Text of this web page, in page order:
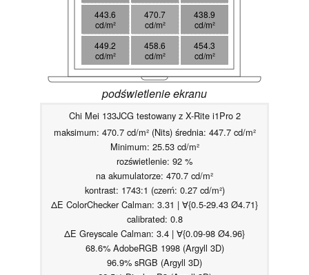
443.6
cd/m²
470.7
cd/m²
438.9
cd/m²
449.2
cd/m²
458.6
cd/m²
454.3
cd/m²
podświetlenie ekranu
Chi Mei 133JCG testowany z X-Rite i1Pro 2
maksimum: 470.7 cd/m² (Nits) średnia: 447.7 cd/m²
Minimum: 25.53 cd/m²
rozświetlenie: 92 %
na akumulatorze: 470.7 cd/m²
kontrast: 1743:1 (czerń: 0.27 cd/m²)
ΔE ColorChecker Calman: 3.31 | ∀{0.5-29.43 Ø4.71}
calibrated: 0.8
ΔE Greyscale Calman: 3.4 | ∀{0.09-98 Ø4.96}
68.6% AdobeRGB 1998 (Argyll 3D)
96.9% sRGB (Argyll 3D)